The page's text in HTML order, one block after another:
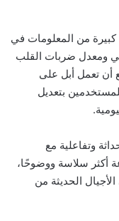
كبيرة من المعلومات في
ومعدل ضربات القلب
أن تعمل أبل على
بتعديل
وتفاعلية مع
أكثر سلاسة ووضوحًا،
الحديثة من